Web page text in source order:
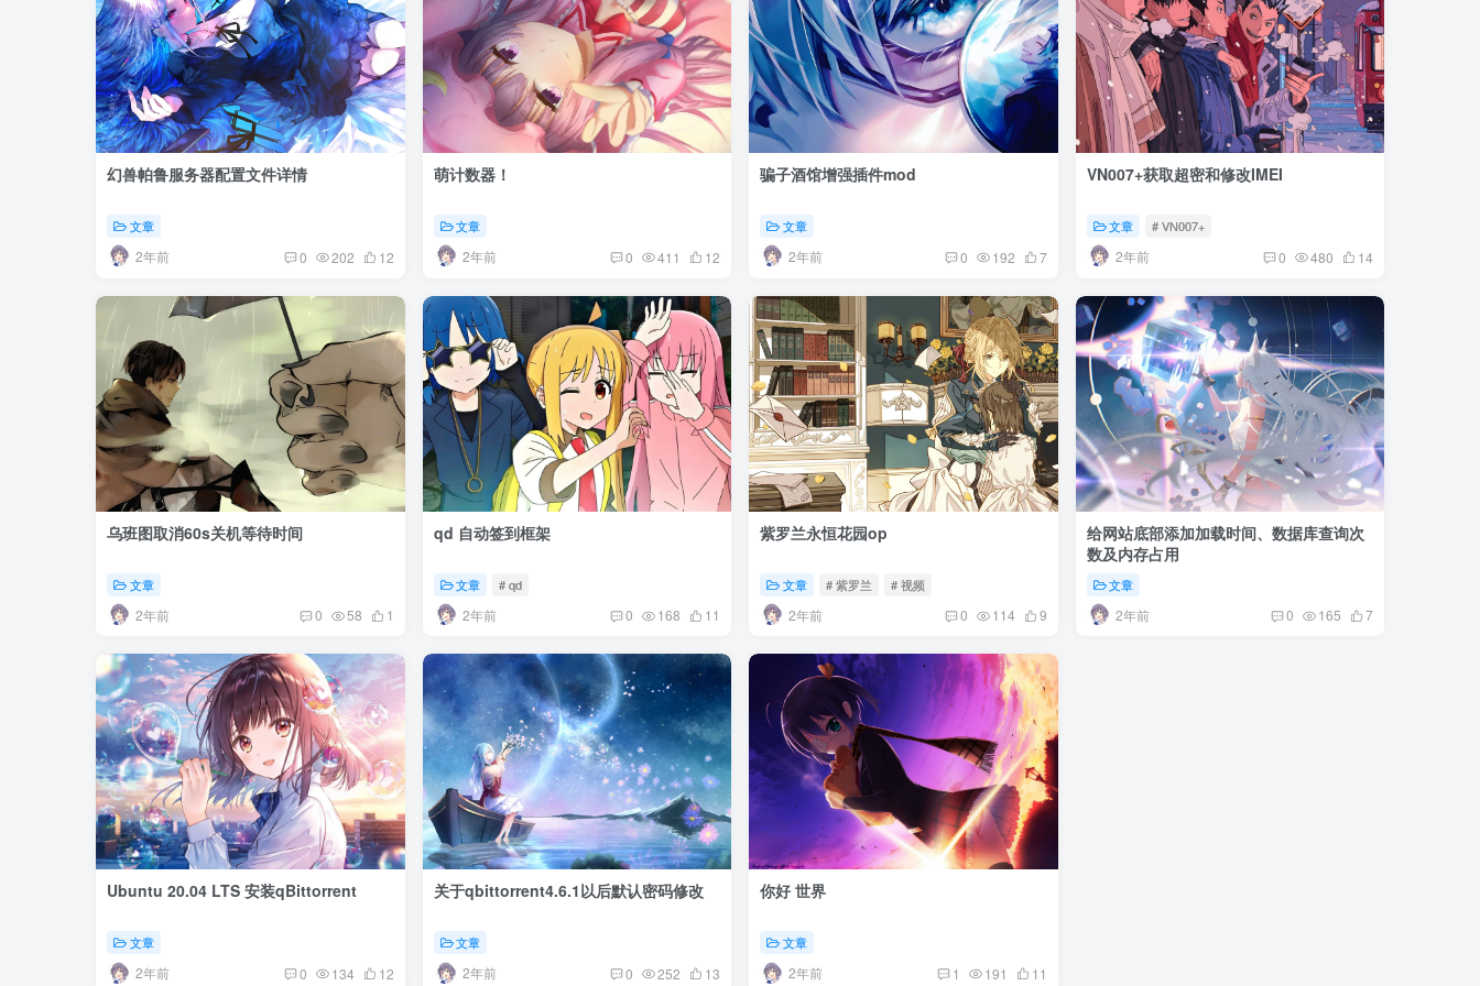
幻兽帕鲁服务器配置文件详情
文章
2年前 0 202 12
萌计数器！
文章
2年前 0 411 12
骗子酒馆增强插件mod
文章
2年前 0 192 7
VN007+获取超密和修改IMEI
文章 # VN007+
2年前 0 480 14
乌班图取消60s关机等待时间
文章
2年前 0 58 1
qd 自动签到框架
文章 # qd
2年前 0 168 11
紫罗兰永恒花园op
文章 # 紫罗兰 # 视频
2年前 0 114 9
给网站底部添加加载时间、数据库查询次
数及内存占用
文章
2年前 0 165 7
Ubuntu 20.04 LTS 安装qBittorrent
文章
2年前 0 134 12
关于qbittorrent4.6.1以后默认密码修改
文章
2年前 0 252 13
你好 世界
文章
2年前 1 191 11